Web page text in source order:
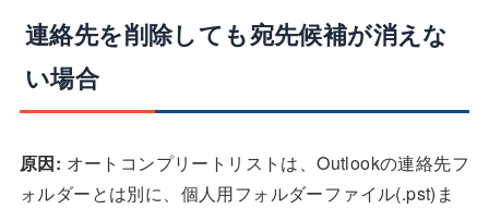
連絡先を削除しても宛先候補が消えな
い場合
原因: オートコンプリートリストは、Outlookの連絡先フ
ォルダーとは別に、個人用フォルダーファイル(.pst)ま